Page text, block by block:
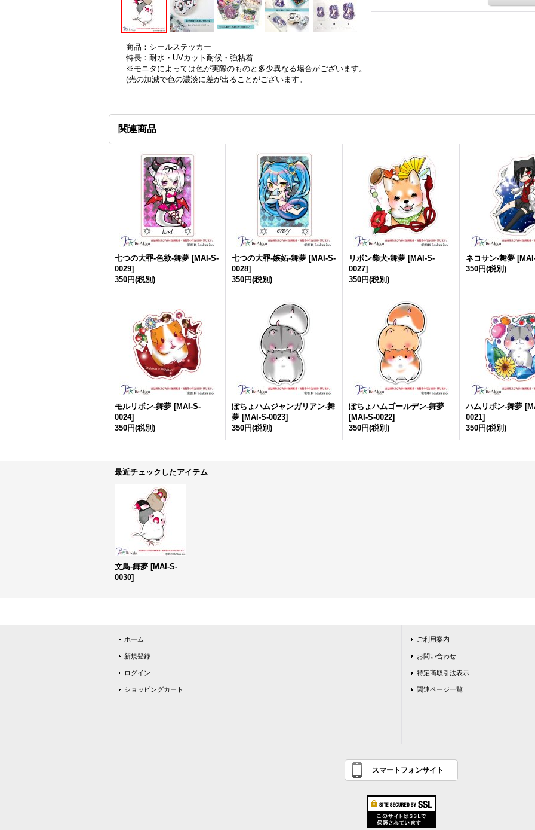
商品：シールステッカー
特長：耐水・UVカット耐候・強粘着
※モニタによっては色が実際のものと多少異なる場合がございます。
(光の加減で色の濃淡に差が出ることがございます。
関連商品
七つの大罪-色欲-舞夢 [MAI-S-
0029]
350円(税別)
七つの大罪-嫉妬-舞夢 [MAI-S-
0028]
350円(税別)
リボン柴犬-舞夢 [MAI-S-
0027]
350円(税別)
ネコサン-舞夢 [
350円(税別)
モルリボン-舞夢 [MAI-S-
0024]
350円(税別)
ぽちょハムジャンガリアン-舞
夢 [MAI-S-0023]
350円(税別)
ぽちょハムゴールデン-舞夢
[MAI-S-0022]
350円(税別)
ハムリボン-舞夢 [
0021]
350円(税別)
最近チェックしたアイテム
文鳥-舞夢 [MAI-S-
0030]
ホーム
新規登録
ログイン
ショッピングカート
ご利用案内
お問い合わせ
特定商取引法表示
関連ページ一覧
スマートフォンサイト